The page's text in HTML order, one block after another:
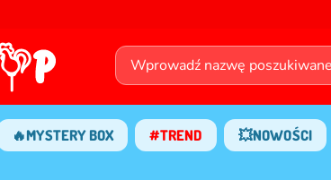
🔥MYSTERY BOX #TREND 💥NOWOŚCI